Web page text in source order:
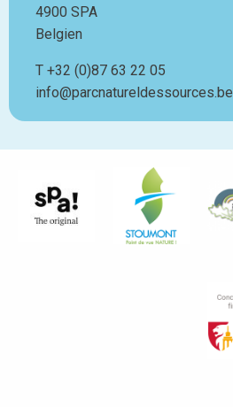
4900 SPA
Belgien
T Téléphone
+32 (0)87 63 22 05
info@parcnatureldessources.be